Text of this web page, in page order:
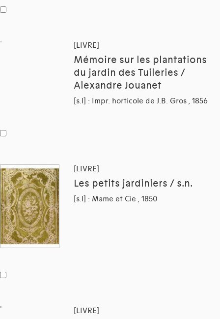
[LIVRE]
Mémoire sur les plantations
du jardin des Tuileries /
Alexandre Jouanet
[s.l] : Impr. horticole de J.B. Gros , 1856
[LIVRE]
Les petits jardiniers / s.n.
[s.l] : Mame et Cie , 1850
[LIVRE]